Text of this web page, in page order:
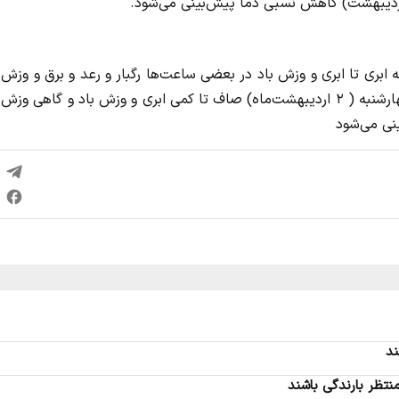
تا ابری و وزش باد در بعضی ساعت‌ها رگبار و رعد و برق و وزش
شدید با حداقل و حداکثر ۱۳ و ۲۳ درجه سانتیگراد و در روز چهارشنبه ( ۲ اردیبهشت‌ماه) صاف تا کمی ابری و وزش باد و
بارندگی باشند